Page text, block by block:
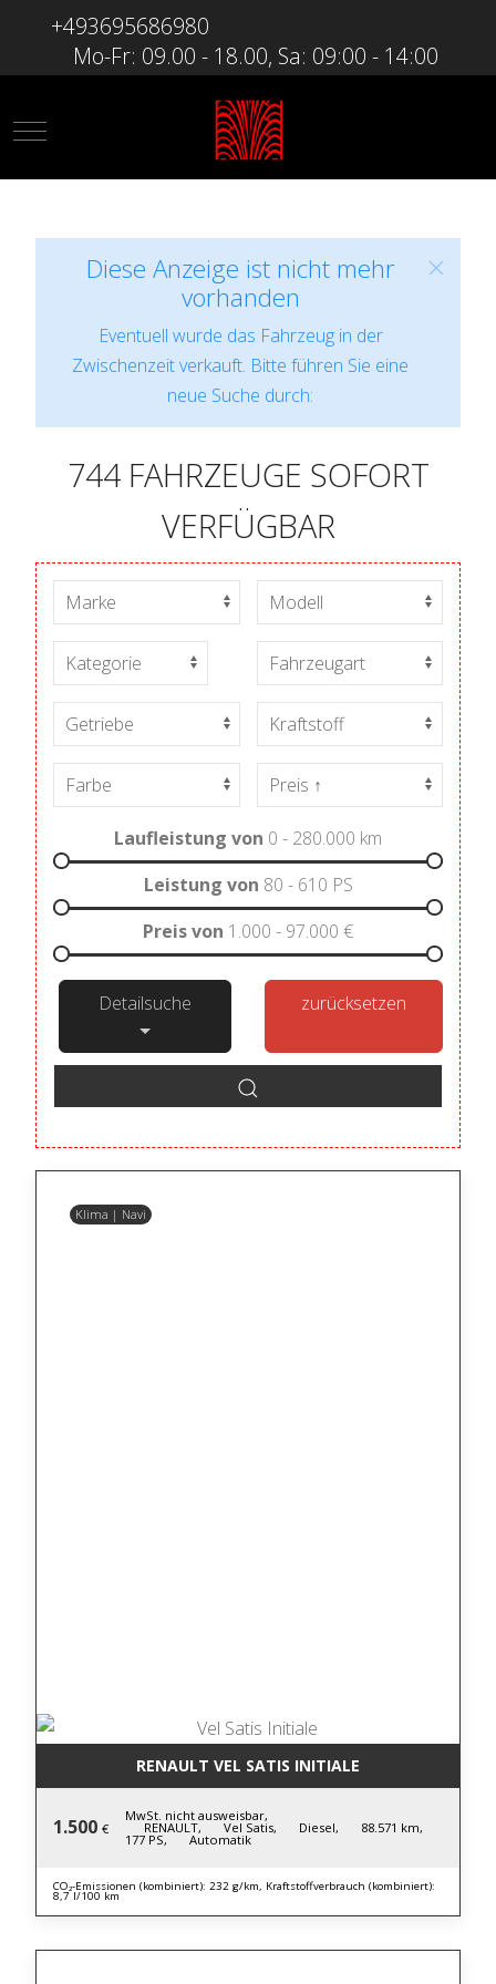
+493695686980
Mo-Fr: 09.00 - 18.00, Sa: 09:00 - 14:00
Mobile Menu Toggle
Diese Anzeige ist nicht mehr
vorhanden
Eventuell wurde das Fahrzeug in der
Zwischenzeit verkauft. Bitte führen Sie eine
neue Suche durch:
744 FAHRZEUGE SOFORT
VERFÜGBAR
Laufleistung von 0 - 280.000 km
Leistung von 80 - 610 PS
Preis von 1.000 - 97.000 €
Detailsuche zurücksetzen
Klima | Navi
RENAULT VEL SATIS INITIALE
1.500 €
MwSt. nicht ausweisbar,
RENAULT, Vel Satis, Diesel, 88.571 km,
177 PS, Automatik
CO₂-Emissionen (kombiniert): 232 g/km, Kraftstoffverbrauch (kombiniert):
8,7 l/100 km